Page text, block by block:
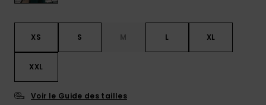
XS S M L XL
XXL
Voir le Guide des tailles